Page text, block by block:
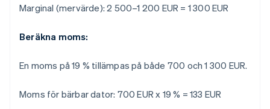
Marginal (mervärde): 2 500–1 200 EUR = 1 300 EUR
Beräkna moms:
En moms på 19 % tillämpas på både 700 och 1 300 EUR.
Moms för bärbar dator: 700 EUR x 19 % = 133 EUR